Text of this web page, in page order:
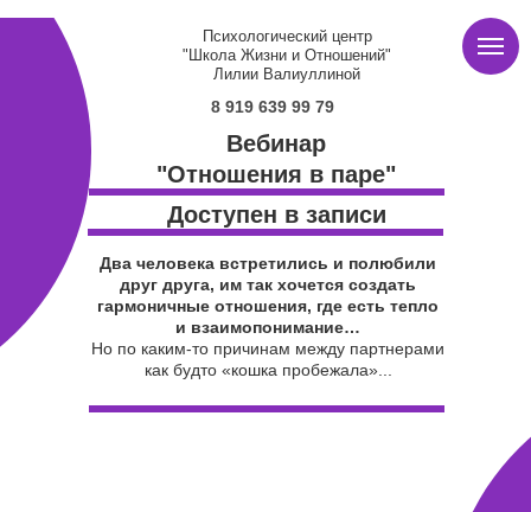
Вебинар
"Отношения в паре"
Психологический центр
"Школа Жизни и Отношений"
Лилии Валиуллиной
8 919 639 99 79
Два человека встретились и полюбили
друг друга, им так хочется создать
гармоничные отношения, где есть тепло
и взаимопонимание…
Но по каким-то причинам между партнерами
как будто «кошка пробежала»...
Доступен в записи